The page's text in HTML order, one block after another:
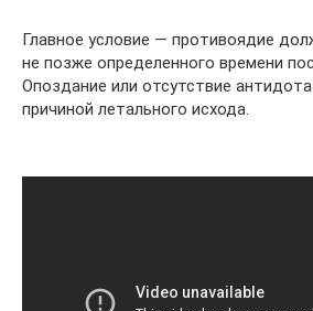
Главное условие — противоядие
не позже определенного времени
Опоздание или отсутствие
причиной летального исхода.